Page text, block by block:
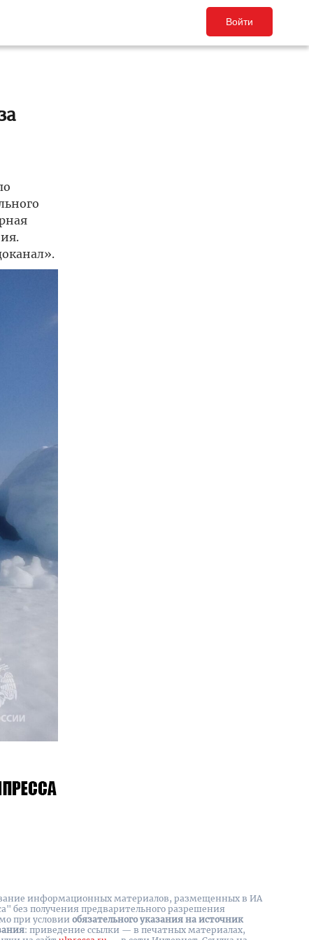
Войти
информационных материалов, размещенных в ИА
без получения предварительного разрешения
при условии обязательного указания на источник
: приведение ссылки — в печатных материалах,